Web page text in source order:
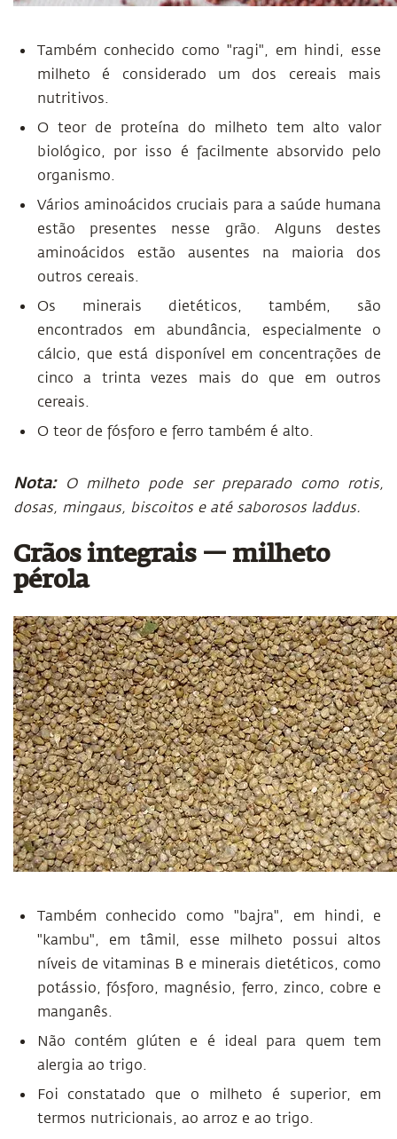
Também conhecido como "ragi", em hindi, esse
milheto é considerado um dos cereais mais
nutritivos.
O teor de proteína do milheto tem alto valor
biológico, por isso é facilmente absorvido pelo
organismo.
Vários aminoácidos cruciais para a saúde humana
estão presentes nesse grão. Alguns destes
aminoácidos estão ausentes na maioria dos
outros cereais.
Os minerais dietéticos, também, são
encontrados em abundância, especialmente o
cálcio, que está disponível em concentrações de
cinco a trinta vezes mais do que em outros
cereais.
O teor de fósforo e ferro também é alto.
Nota:O milheto pode ser preparado como rotis,
dosas, mingaus, biscoitos e até saborosos laddus.
Grãos integrais — milheto
pérola
Também conhecido como "bajra", em hindi, e
"kambu", em tâmil, esse milheto possui altos
níveis de vitaminas B e minerais dietéticos, como
potássio, fósforo, magnésio, ferro, zinco, cobre e
manganês.
Não contém glúten e é ideal para quem tem
alergia ao trigo.
Foi constatado que o milheto é superior, em
termos nutricionais, ao arroz e ao trigo.